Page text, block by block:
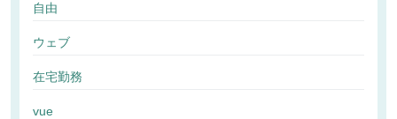
自由
ウェブ
在宅勤務
vue